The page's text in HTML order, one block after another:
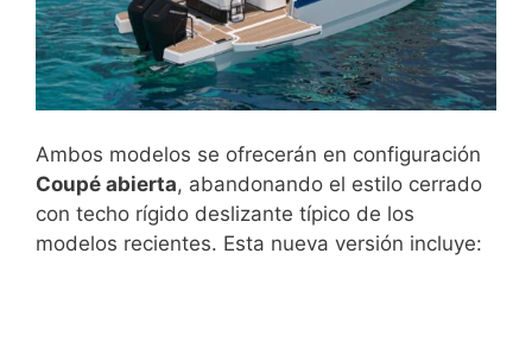
Ambos modelos se ofrecerán en configuración
Coupé abierta, abandonando el estilo cerrado
con techo rígido deslizante típico de los
modelos recientes. Esta nueva versión incluye: